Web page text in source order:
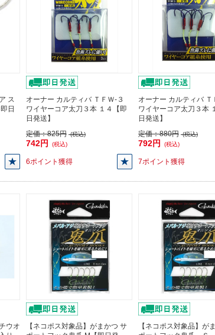
ス
日
オーナー カルティバ ＴＦＷ-３
ワイヤーコア太刀３本 １４【即
日発送】
定価：825円 (税込)
742円 (税込)
6ポイント獲得
オーナー カルティバ Ｔ
ワイヤーコア太刀３本
日発送】
定価：880円 (税込)
792円 (税込)
7ポイント獲得
ウオ
【ネコポス対象品】がまかつ サ
【ネコポス対象品】